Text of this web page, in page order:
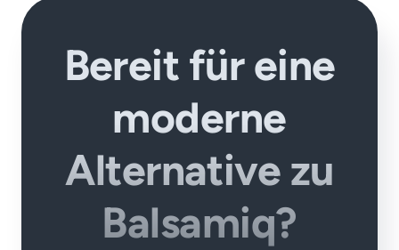
Bereit für eine
moderne
Alternative zu
Balsamiq?